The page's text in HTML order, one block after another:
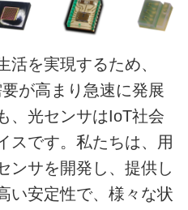
活を実現するため、
が高まり急速に発展
、光センサはIoT社会
スです。私たちは、用
ンサを開発し、提供し
い安定性で、様々な状